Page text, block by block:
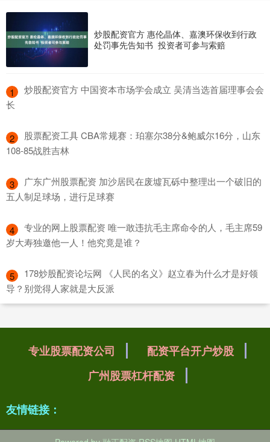
炒股配资官方 惠伦晶体、嘉澳环保收到行政
处罚事先告知书 投资者可参与索赔
1
​炒股配资官方 中国资本市场学会成立 吴清当选首届理事会会
长
2
​股票配资工具 CBA常规赛：珀塞尔38分&鲍威尔16分，山东
108-85战胜吉林
3
​广东广州股票配资 加沙居民在废墟瓦砾中整理出一个破旧的
五人制足球场，进行足球赛
4
​专业的网上股票配资 唯一敢违抗毛主席命令的人，毛主席59
岁大寿独邀他一人！他究竟是谁？
5
​178炒股配资论坛网 《人民的名义》赵立春为什么才是好领
导？别觉得人家就是大反派
专业股票配资公司
配资平台开户炒股
广州股票杠杆配资
友情链接：